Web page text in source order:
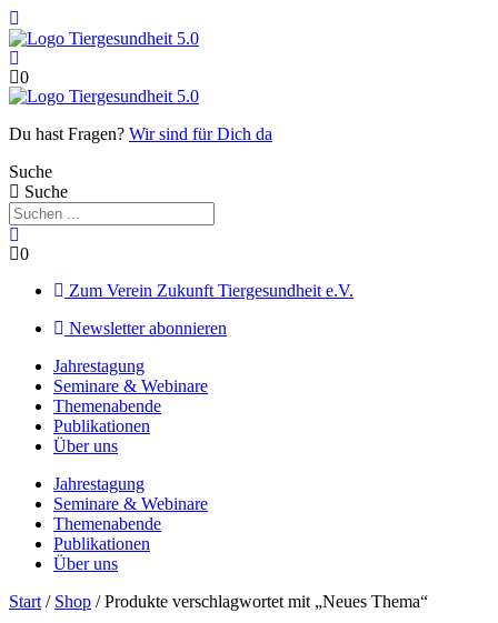
Zum
Inhalt
springen
0
Du hast Fragen? Wir sind für Dich da
Suche
Suche
0
Zum Verein Zukunft Tiergesundheit e.V.
Newsletter abonnieren
Jahrestagung
Seminare & Webinare
Themenabende
Publikationen
Über uns
Jahrestagung
Seminare & Webinare
Themenabende
Publikationen
Über uns
Start / Shop / Produkte verschlagwortet mit „Neues Thema“